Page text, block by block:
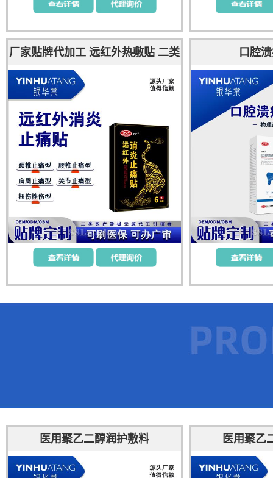
厂家贴牌代加工 远红外热敷贴 二类
口腔
医用聚乙二醇润护敷料 医用聚乙